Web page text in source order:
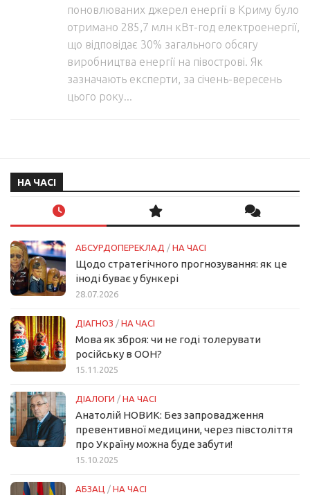
поновлюваних джерел енергії в Криму було
отримано 285,7 млн кВт-год електроенергії,
що відповідає 30% загального обсягу
виробництва енергії на півострові. Як
зазначають експерти, за січень-вересень
цього року...
НА ЧАСІ
АБСУРДОПЕРЕКЛАД / НА ЧАСІ
Щодо стратегічного прогнозування: як це
іноді буває у бункері
28.07.2026
ДІАГНОЗ / НА ЧАСІ
Мова як зброя: чи не годі толерувати
російську в ООН?
15.11.2025
ДІАЛОГИ / НА ЧАСІ
Анатолій НОВИК: Без запровадження
превентивної медицини, через півстоліття
про Україну можна буде забути!
15.10.2025
АБЗАЦ / НА ЧАСІ